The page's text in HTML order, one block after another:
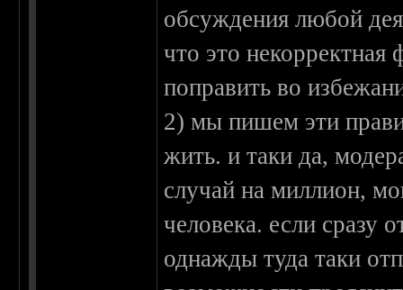
обсуждения любой
что это некорректная
поправить во
2) мы пишем эти
жить. и таки да,
случай на миллион,
человека. если сразу
однажды туда таки